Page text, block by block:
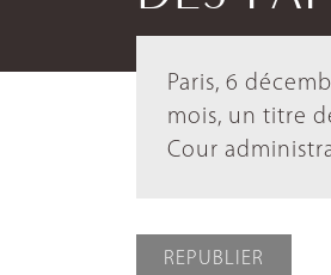
Paris, 6
mois, un titre
Cour
REPUBLIER